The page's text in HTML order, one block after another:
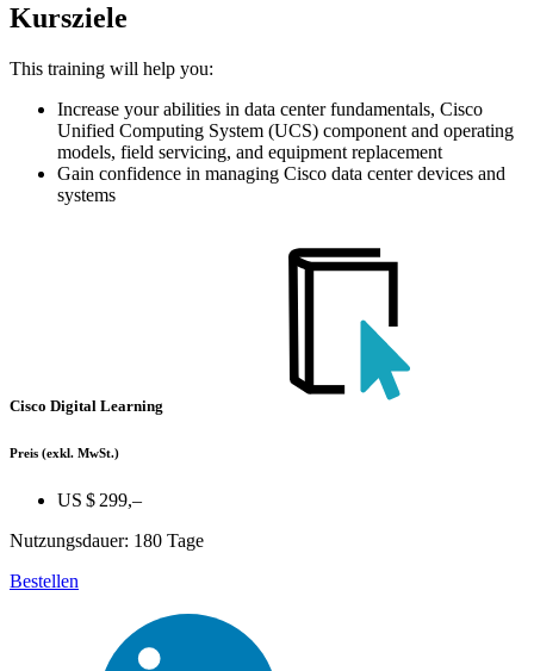
Kursziele
This training will help you:
Increase your abilities in data center fundamentals, Cisco
Unified Computing System (UCS) component and operating
models, field servicing, and equipment replacement
Gain confidence in managing Cisco data center devices and
systems
Cisco Digital Learning
Preis (exkl. MwSt.)
US $ 299,–
Nutzungsdauer: 180 Tage
Bestellen